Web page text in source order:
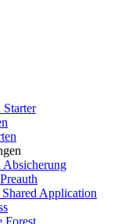
Application